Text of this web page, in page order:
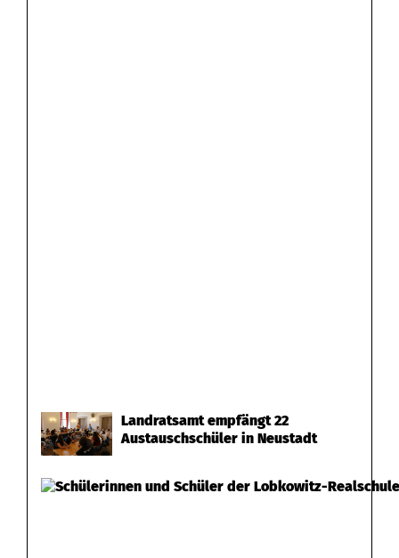
Landratsamt empfängt 22
Austauschschüler in Neustadt